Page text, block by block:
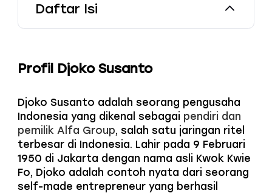
Daftar Isi
Profil Djoko Susanto
Djoko Susanto adalah seorang pengusaha
Indonesia yang dikenal sebagai pendiri dan
pemilik Alfa Group, salah satu jaringan ritel
terbesar di Indonesia. Lahir pada 9 Februari
1950 di Jakarta dengan nama asli Kwok Kwie
Fo, Djoko adalah contoh nyata dari seorang
self-made entrepreneur yang berhasil